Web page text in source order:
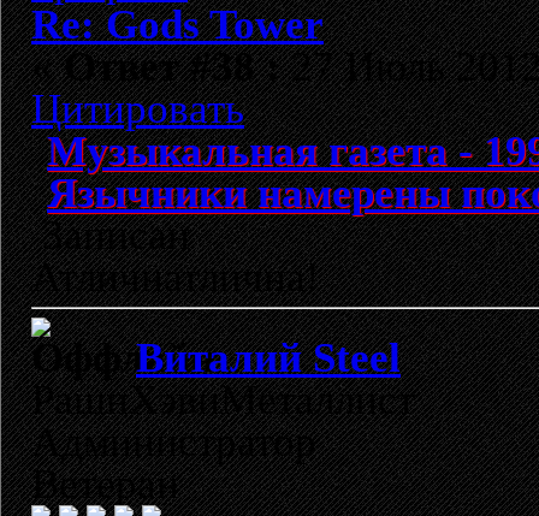
Re: Gods Tower
«Ответ #38 :27 Июль
Цитировать
Музыкальная газета -
Язычники намерены
Записан
Атличнатлична!
Виталий Steel
РашнХэвиМеталлист
Администратор
Ветеран